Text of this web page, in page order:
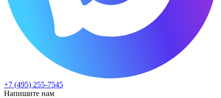
+7 (495) 255-7545
Напишите нам